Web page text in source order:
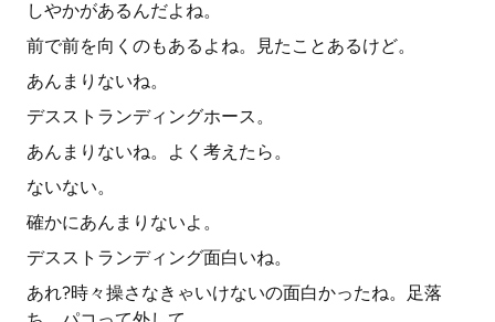
しやかがあるんだよね。
前で前を向くのもあるよね。見たことあるけど。
あんまりないね。
デスストランディングホース。
あんまりないね。よく考えたら。
ないない。
確かにあんまりないよ。
デスストランディング面白いね。
あれ?時々操さなきゃいけないの面白かったね。足落